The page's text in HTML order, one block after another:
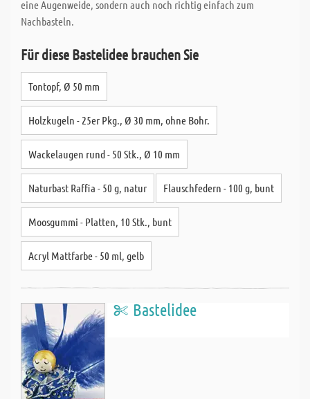
eine Augenweide, sondern auch noch richtig einfach zum
Nachbasteln.
Für diese Bastelidee brauchen Sie
Tontopf, Ø 50 mm
Holzkugeln - 25er Pkg., Ø 30 mm, ohne Bohr.
Wackelaugen rund - 50 Stk., Ø 10 mm
Naturbast Raffia - 50 g, natur Flauschfedern - 100 g, bunt
Moosgummi - Platten, 10 Stk., bunt
Acryl Mattfarbe - 50 ml, gelb
Bastelidee